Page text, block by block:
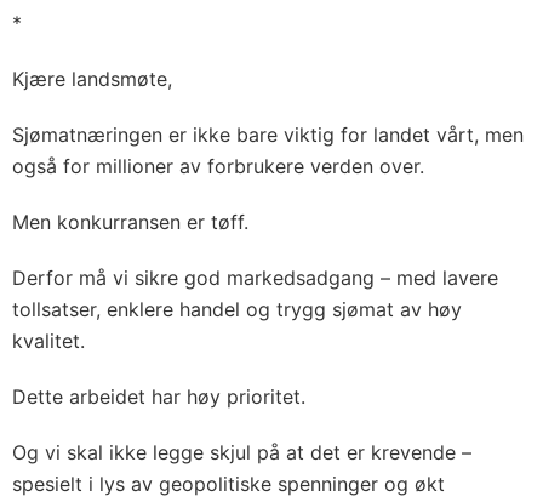
*
Kjære landsmøte,
Sjømatnæringen er ikke bare viktig for landet vårt, men
også for millioner av forbrukere verden over.
Men konkurransen er tøff.
Derfor må vi sikre god markedsadgang – med lavere
tollsatser, enklere handel og trygg sjømat av høy
kvalitet.
Dette arbeidet har høy prioritet.
Og vi skal ikke legge skjul på at det er krevende –
spesielt i lys av geopolitiske spenninger og økt